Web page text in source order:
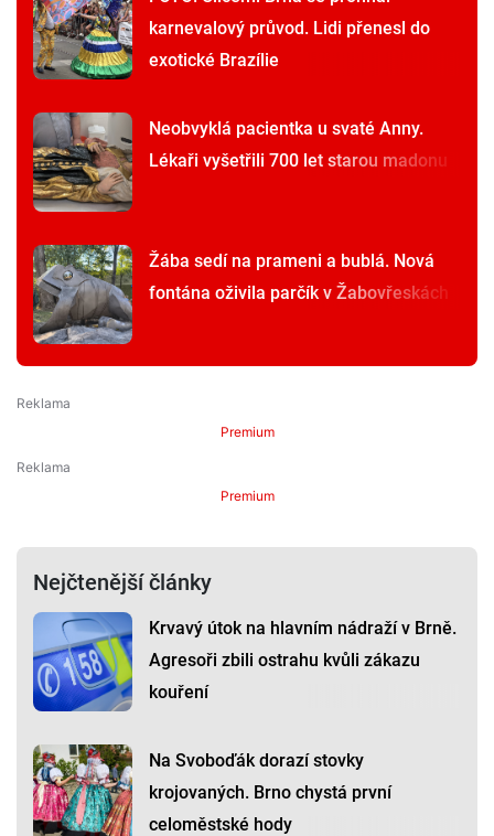
karnevalový průvod. Lidi přenesl do
exotické Brazílie
Neobvyklá pacientka u svaté Anny.
Lékaři vyšetřili 700 let starou madonu
Žába sedí na prameni a bublá. Nová
fontána oživila parčík v Žabovřeskách
Premium
Premium
Nejčtenější články
Krvavý útok na hlavním nádraží v Brně.
Agresoři zbili ostrahu kvůli zákazu
kouření
Na Svoboďák dorazí stovky
krojovaných. Brno chystá první
celoměstské hody